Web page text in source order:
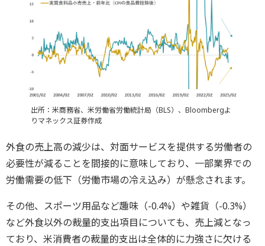
出所：米商務省、米労働省労働統計局（BLS）、Bloombergよ
りマネックス証券作成
外食の売上高の減少は、対面サービスを提供する労働者の
必要性が減ることを間接的に意味しており、一部業界での
労働需要の低下（労働市場の冷え込み）が懸念されます。
その他、スポーツ用品など趣味（-0.4%）や雑貨（-0.3%）
など外食以外の裁量的支出項目についても、売上減となっ
ており、米消費者の裁量的支出は全体的に力強さに欠ける